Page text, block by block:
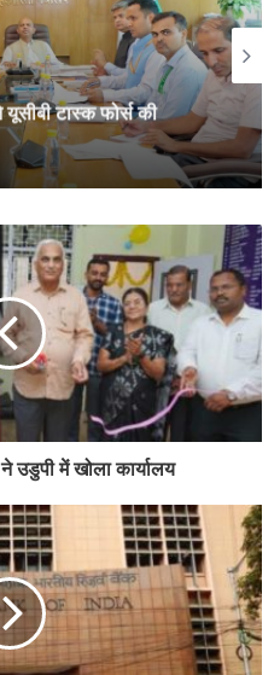
में, क्रेडिट को-ऑप ने अपने ग्राहकों के
2006 को सौम्या क्रेडिट कोऑपरेटिव
ग्राहकों को डोरस्टेप पर कैश पिकअप
है।
TMCC turnover
टास्क फोर्स की
उडुपी में खोला कार्यालय